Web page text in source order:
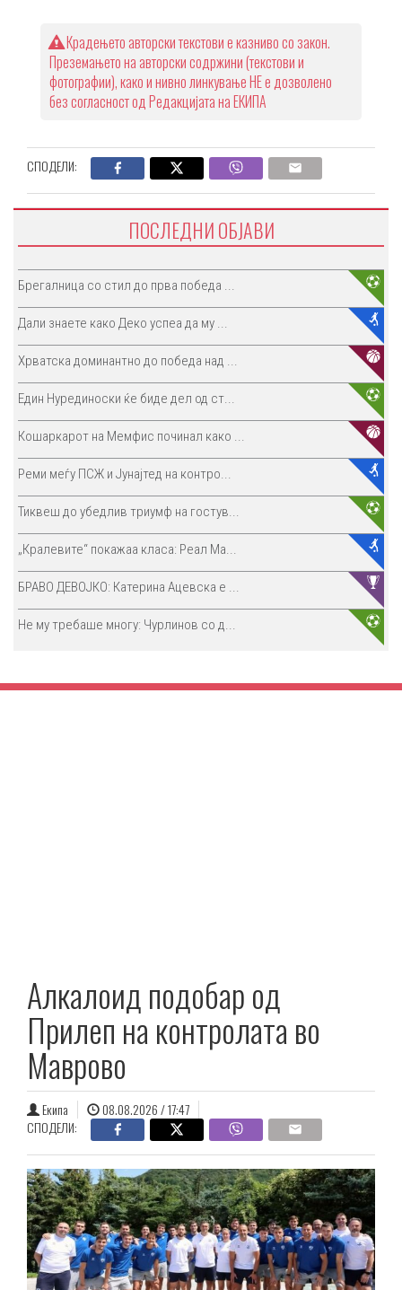
Крадењето авторски текстови е казниво со закон.
Преземањето на авторски содржини (текстови и
фотографии), како и нивно линкување НЕ е дозволено
без согласност од Редакцијата на ЕКИПА
СПОДЕЛИ:
ПОСЛЕДНИ ОБЈАВИ
Брегалница со стил до прва победа ...
Дали знаете како Деко успеа да му ...
Хрватска доминантно до победа над ...
Един Нурединоски ќе биде дел од ст...
Кошаркарот на Мемфис починал како ...
Реми меѓу ПСЖ и Јунајтед на контро...
Тиквеш до убедлив триумф на гостув...
„Кралевите“ покажаа класа: Реал Ма...
БРАВО ДЕВОЈКО: Катерина Ацевска е ...
Не му требаше многу: Чурлинов со д...
Алкалоид подобар од
Прилеп на контролата во
Маврово
Екипа
08.08.2026 / 17:47
СПОДЕЛИ: